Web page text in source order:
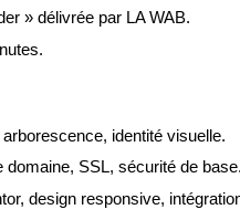
» délivrée par LA WAB.
identité visuelle.
domaine, SSL, sécurité de base.
design responsive,